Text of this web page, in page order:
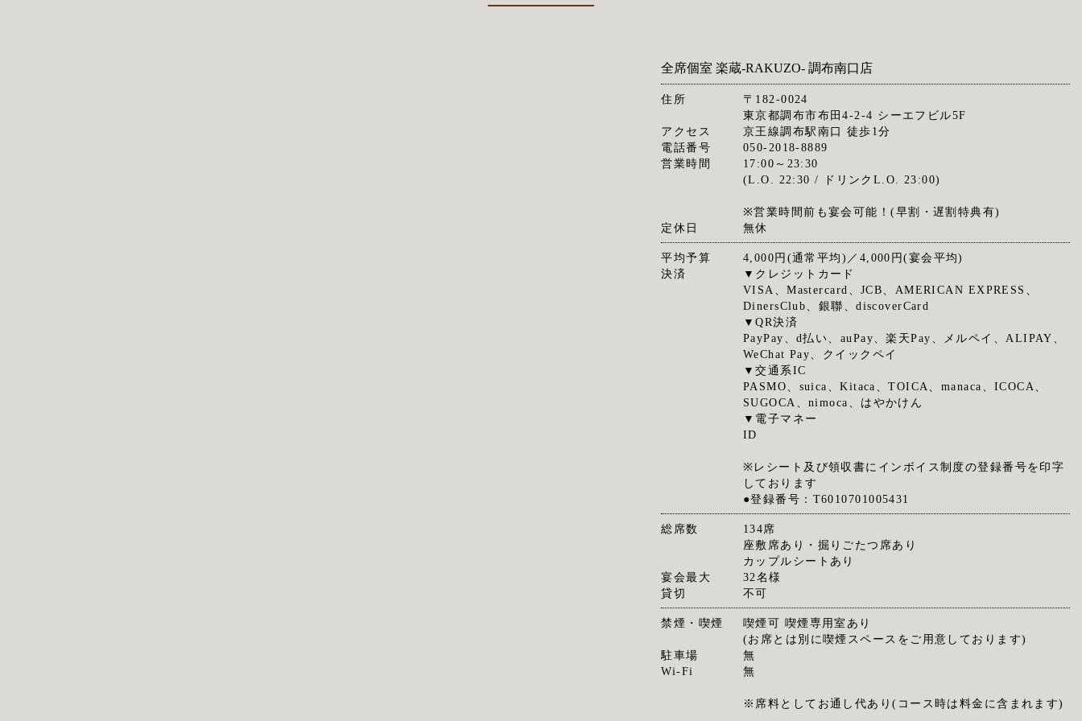
全席個室 楽蔵‐RAKUZO‐ 調布南口店
住所
〒182-0024
東京都調布市布田4-2-4 シーエフビル5F
アクセス
京王線調布駅南口 徒歩1分
電話番号
050-2018-8889
営業時間
17:00～23:30
(L.O. 22:30 / ドリンクL.O. 23:00)
※営業時間前も宴会可能！(早割・遅割特典有)
定休日
無休
平均予算
4,000円(通常平均)／4,000円(宴会平均)
決済
▼クレジットカード
VISA、Mastercard、JCB、AMERICAN EXPRESS、
DinersClub、銀聯、discoverCard
▼QR決済
PayPay、d払い、auPay、楽天Pay、メルペイ、ALIPAY、
WeChat Pay、クイックペイ
▼交通系IC
PASMO、suica、Kitaca、TOICA、manaca、ICOCA、
SUGOCA、nimoca、はやかけん
▼電子マネー
ID
※レシート及び領収書にインボイス制度の登録番号を印字
しております
●登録番号：T6010701005431
総席数
134席
座敷席あり・掘りごたつ席あり
カップルシートあり
宴会最大
32名様
貸切
不可
禁煙・喫煙
喫煙可 喫煙専用室あり
(お席とは別に喫煙スペースをご用意しております)
駐車場
無
Wi-Fi
無
※席料としてお通し代あり(コース時は料金に含まれます)